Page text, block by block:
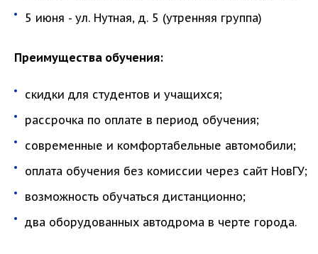
5 июня - ул. Нутная, д. 5 (утренняя группа)
Преимущества обучения:
скидки для студентов и учащихся;
рассрочка по оплате в период обучения;
современные и комфортабельные автомобили;
оплата обучения без комиссии через сайт НовГУ;
возможность обучаться дистанционно;
два оборудованных автодрома в черте города.